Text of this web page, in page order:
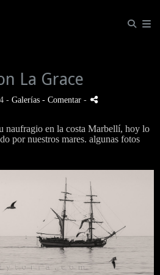
La Grace
- Galerías - Comentar -
naufragio en la costa Marbellí, hoy lo
por nuestros mares. algunas fotos